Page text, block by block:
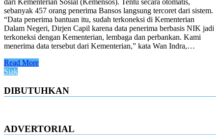
sebanyak 457 orang penerima Bansos langsung tercoret dari sistem.
“Data penerima bantuan itu, sudah terkoneksi di Kementerian
Dalam Negeri, Dirjen Capil karena data penerima berbasis NIK jadi
terkoneksi dengan Kementerian, lembaga dan perbankan. Kami
menerima data tersebut dari Kementerian,” kata Wan Indra,…
Read More
Siak
DIBUTUHKAN
ADVERTORIAL